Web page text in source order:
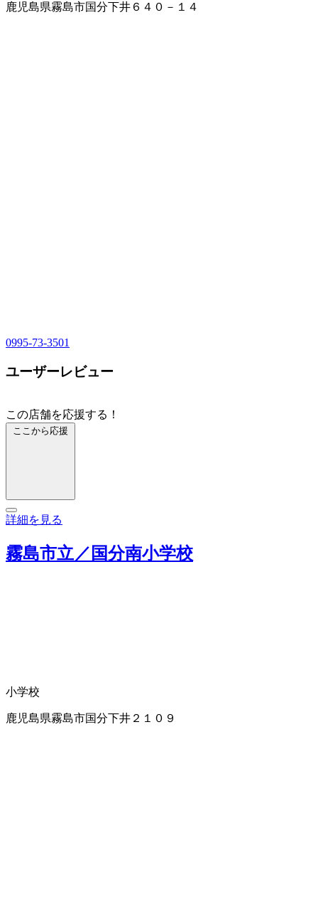
鹿児島県霧島市国分下井６４０－１４
0995-73-3501
ユーザーレビュー
この店舗を応援する！
ここから応援
詳細を見る
霧島市立／国分南小学校
小学校
鹿児島県霧島市国分下井２１０９